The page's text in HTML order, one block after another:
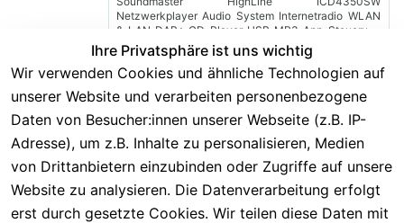
Netzwerkplayer Audio System Internetradio WLAN
& LAN DAB+ CD-Player USB MP3 App-Steuerung
RCA Optischer Eingang TV
219,00 €*
299,00 €
Hinzufügen
Soundmaster HighLine NR955SW Retro
Kompaktanlage CD-Player Digitalradio DAB+
UKW USB AUX Bluetooth
Ihre Privatsphäre ist uns wichtig
Wir verwenden Cookies und ähnliche Technologien auf
unserer Website und verarbeiten personenbezogene
Daten von Besucher:innen unserer Webseite (z.B. IP-
Adresse), um z.B. Inhalte zu personalisieren, Medien
von Drittanbietern einzubinden oder Zugriffe auf unsere
Website zu analysieren. Die Datenverarbeitung erfolgt
erst durch gesetzte Cookies. Wir teilen diese Daten mit